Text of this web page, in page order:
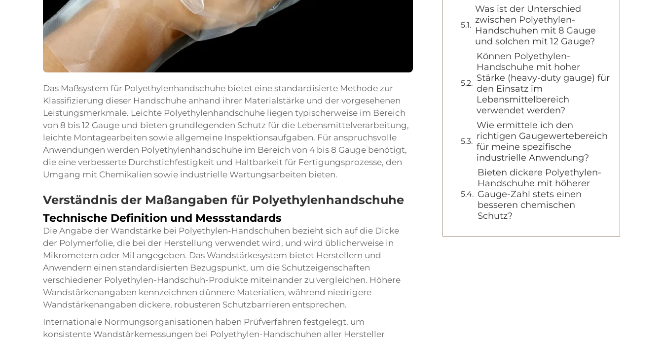
Das Maßsystem für Polyethylenhandschuhe bietet eine standardisierte Methode zur
Klassifizierung dieser Handschuhe anhand ihrer Materialstärke und der vorgesehenen
Leistungsmerkmale. Leichte Polyethylenhandschuhe liegen typischerweise im Bereich
von 8 bis 12 Gauge und bieten grundlegenden Schutz für die Lebensmittelverarbeitung,
leichte Montagearbeiten sowie allgemeine Inspektionsaufgaben. Für anspruchsvolle
Anwendungen werden Polyethylenhandschuhe im Bereich von 4 bis 8 Gauge benötigt,
die eine verbesserte Durchstichfestigkeit und Haltbarkeit für Fertigungsprozesse, den
Umgang mit Chemikalien sowie industrielle Wartungsarbeiten bieten.
Verständnis der Maßangaben für Polyethylenhandschuhe
Technische Definition und Messstandards
Die Angabe der Wandstärke bei Polyethylen-Handschuhen bezieht sich auf die Dicke
der Polymerfolie, die bei der Herstellung verwendet wird, und wird üblicherweise in
Mikrometern oder Mil angegeben. Das Wandstärkesystem bietet Herstellern und
Anwendern einen standardisierten Bezugspunkt, um die Schutzeigenschaften
verschiedener Polyethylen-Handschuh-Produkte miteinander zu vergleichen. Höhere
Wandstärkenangaben kennzeichnen dünnere Materialien, während niedrigere
Wandstärkenangaben dickere, robusteren Schutzbarrieren entsprechen.
Internationale Normungsorganisationen haben Prüfverfahren festgelegt, um
konsistente Wandstärkemessungen bei Polyethylen-Handschuhen aller Hersteller
Was ist der Unterschied
zwischen Polyethylen-
Handschuhen mit 8 Gauge
und solchen mit 12 Gauge?
Können Polyethylen-
Handschuhe mit hoher
Stärke (heavy-duty gauge) für
den Einsatz im
Lebensmittelbereich
verwendet werden?
Wie ermittele ich den
richtigen Gaugewertebereich
für meine spezifische
industrielle Anwendung?
Bieten dickere Polyethylen-
Handschuhe mit höherer
Gauge-Zahl stets einen
besseren chemischen
Schutz?